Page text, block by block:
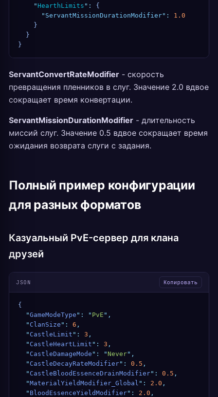
    "
HearthLimits " :
{
      "
ServantMissionDurationModifier" :
1.0
    }
  }
}
ServantConvertRateModifier - скорость
превращения пленников в слуг. Значение 2.0 вдвое
сокращает время конвертации.
ServantMissionDurationModifier - длительность
миссий слуг. Значение 0.5 вдвое сокращает время
ожидания возврата слуги с задания.
Полный пример конфигурации
для разных форматов
Казуальный PvE-сервер для клана
друзей
JSON Копировать
{
  "
GameModeType " : " PvE " ,
  "
ClanSize " : 6 ,
  "
CastleLimit " : 3 ,
  "
CastleHeartLimit " : 3 ,
  "
CastleDamageMode " : "Never" ,
  "
CastleDecayRateModifier" : 0.5 ,
  "
CastleBloodEssenceDrainModifier" : 0.5 ,
  "
MaterialYieldModifier_Global " : 2.0 ,
  "
BloodEssenceYieldModifier" : 2.0 ,